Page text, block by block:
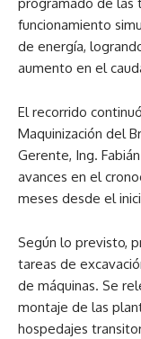
funcionamiento
de energía,
aumento en el
El recorrido
Maquinización del
Gerente, Ing.
avances en el
meses desde el
Según lo previsto,
tareas de
de máquinas. Se
montaje de las
hospedajes